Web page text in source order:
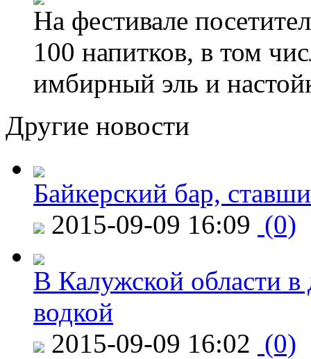
На фестивале
100 напитков, в том
имбирный эль и
Другие новости
Байкерский бар,
2015-09-09 16:09 (0)
В Калужской области в
водкой
2015-09-09 16:02 (0)